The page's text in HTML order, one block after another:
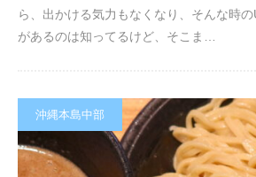
ら、出かける気力もなくなり、そんな時
があるのは知ってるけど、そこま…
沖縄本島中部